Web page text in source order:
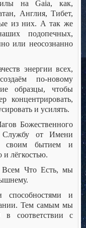
на Gaia, как,
Англия, Тибет,
из них. А так же
подопечных,
или неосознанно
энергии всех,
по-новому
образцы, чтобы
концентрировать,
и усилять.
Божественного
от Имени
своим бытием и
и лёгкостью.
Всем Что Есть, мы
и
Тем самым мы
соответствии с